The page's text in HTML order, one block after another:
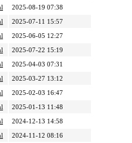
2025-08-19 07:38
2025-07-11 15:57
2025-06-05 12:27
2025-07-22 15:19
2025-04-03 07:31
2025-03-27 13:12
2025-02-03 16:47
2025-01-13 11:48
2024-12-13 14:58
2024-11-12 08:16